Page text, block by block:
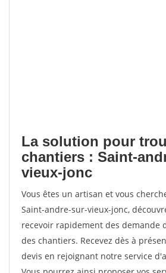
La solution pour
chantiers : Saint-
vieux-jonc
Vous êtes un artisan et vous
Saint-andre-sur-vieux-jonc,
recevoir rapidement des demande
des chantiers. Recevez dès à
devis en rejoignant notre service